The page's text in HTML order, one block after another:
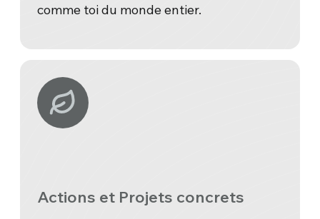
comme toi du monde entier.
Actions et Projets concrets